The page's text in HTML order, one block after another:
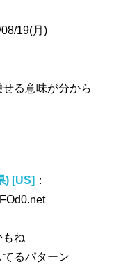
08/19(月)
る意味が分から
) [US] ：
ね
るパターン